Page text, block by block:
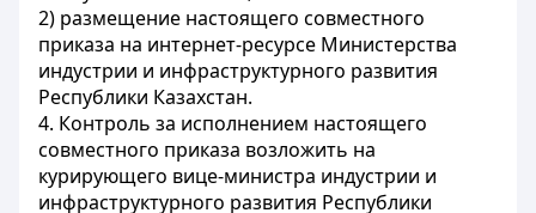
2) размещение настоящего совместного
приказа на интернет-ресурсе Министерства
индустрии и инфраструктурного развития
Республики Казахстан.
4. Контроль за исполнением настоящего
совместного приказа возложить на
курирующего вице-министра индустрии и
инфраструктурного развития Республики